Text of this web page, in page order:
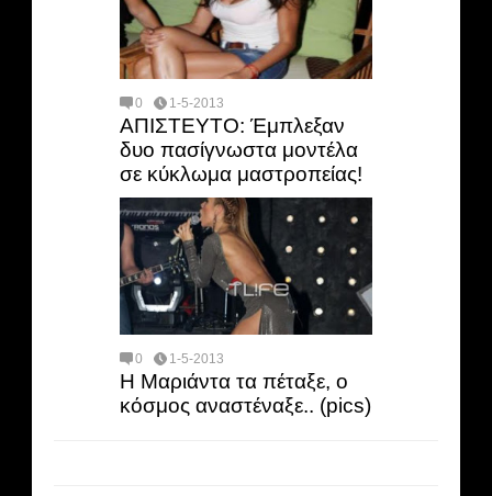
0 1-5-2013
ΑΠΙΣΤΕΥΤΟ: Έμπλεξαν
δυο πασίγνωστα μοντέλα
σε κύκλωμα μαστροπείας!
0 1-5-2013
Η Mαριάντα τα πέταξε, ο
κόσμος αναστέναξε.. (pics)